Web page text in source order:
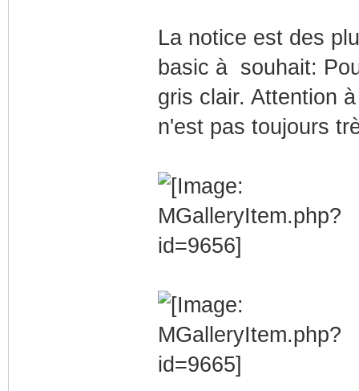
La notice est des
basic à souhait:
gris clair. Attention
n'est pas toujours